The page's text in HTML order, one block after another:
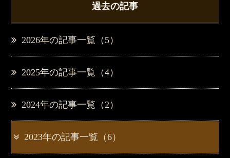
過去の記事
2026年の記事一覧（5）
2025年の記事一覧（4）
2024年の記事一覧（2）
2023年の記事一覧（6）